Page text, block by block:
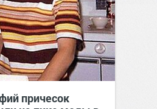
причесок